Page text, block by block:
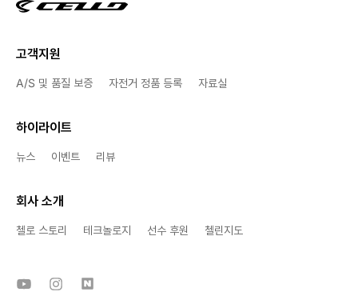
고객지원
A/S 및 품질 보증 자전거 정품 등록 자료실
하이라이트
뉴스 이벤트 리뷰
회사 소개
첼로 스토리 테크놀로지 선수 후원 첼린지도